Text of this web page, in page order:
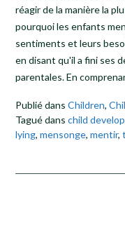
réagir de la manière la
pourquoi les enfants
sentiments et leurs
en disant qu'il a fini ses
parentales. En
Publié dans Children,
Tagué dans child
lying, mensonge, mentir,